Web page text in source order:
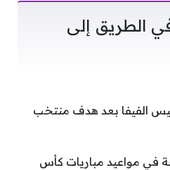
الطريق إلى
الفيفا بعد هدف منتخب
في مواعيد مباريات كأس